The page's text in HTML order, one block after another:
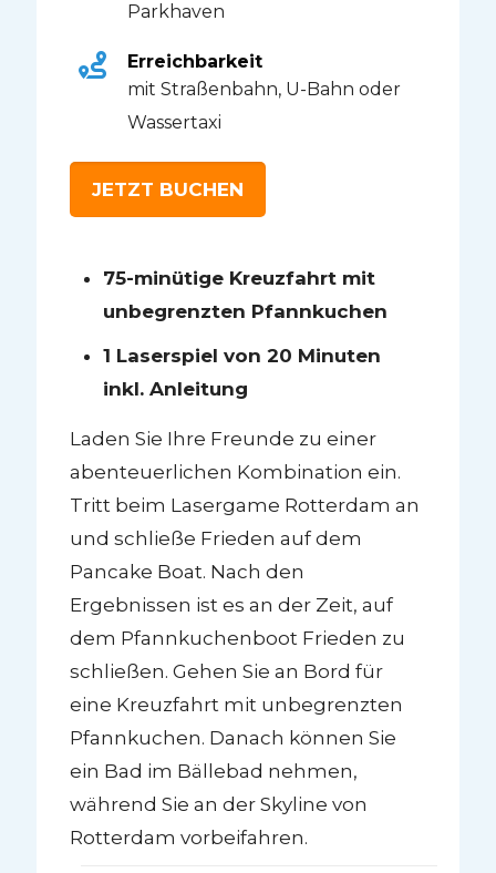
Parkhaven
Erreichbarkeit
mit Straßenbahn, U-Bahn oder
Wassertaxi
JETZT BUCHEN
75-minütige Kreuzfahrt mit
unbegrenzten Pfannkuchen
1 Laserspiel von 20 Minuten
inkl. Anleitung
Laden Sie Ihre Freunde zu einer
abenteuerlichen Kombination ein.
Tritt beim Lasergame Rotterdam an
und schließe Frieden auf dem
Pancake Boat. Nach den
Ergebnissen ist es an der Zeit, auf
dem Pfannkuchenboot Frieden zu
schließen. Gehen Sie an Bord für
eine Kreuzfahrt mit unbegrenzten
Pfannkuchen. Danach können Sie
ein Bad im Bällebad nehmen,
während Sie an der Skyline von
Rotterdam vorbeifahren.